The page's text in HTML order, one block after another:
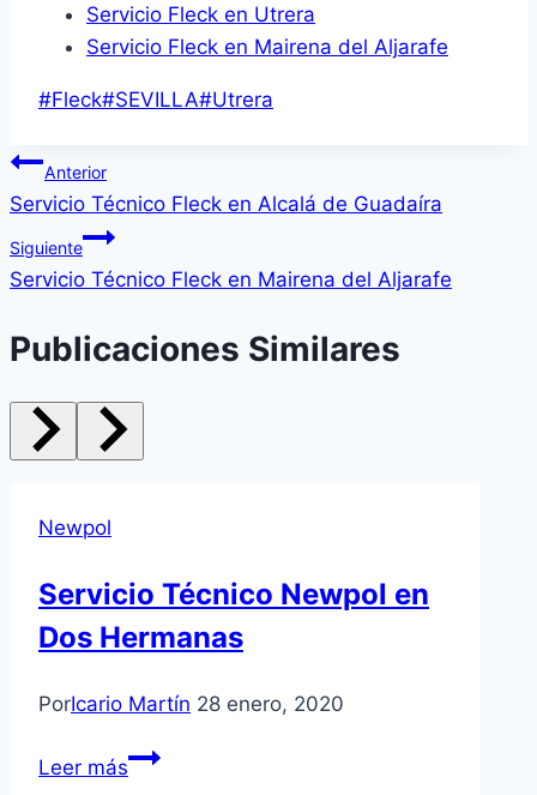
Servicio Fleck en Utrera
Servicio Fleck en Mairena del Aljarafe
Etiquetas
la
entrada:
#Fleck#SEVILLA#Utrera
Navegación
de
entradas
Anterior
Servicio Técnico Fleck en Alcalá de Guadaíra
Siguiente
Servicio Técnico Fleck en Mairena del Aljarafe
Publicaciones Similares
Newpol
Servicio Técnico Newpol en
Dos Hermanas
PorIcario Martín 28 enero, 2020
Leer másServicio